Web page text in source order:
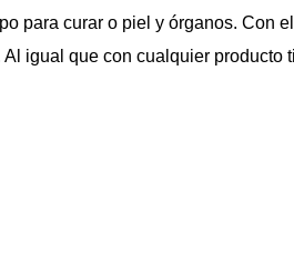
para curar o piel y órganos. Con
igual que con cualquier producto